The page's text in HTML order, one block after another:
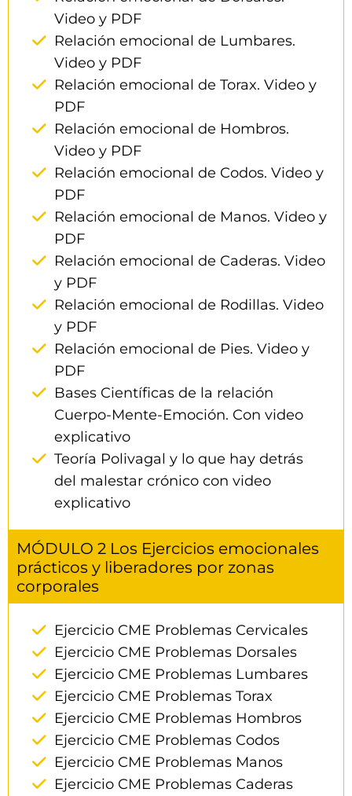
Video y PDF
Relación emocional de Lumbares.
Video y PDF
Relación emocional de Torax. Video y
PDF
Relación emocional de Hombros.
Video y PDF
Relación emocional de Codos. Video y
PDF
Relación emocional de Manos. Video y
PDF
Relación emocional de Caderas. Video
y PDF
Relación emocional de Rodillas. Video
y PDF
Relación emocional de Pies. Video y
PDF
Bases Científicas de la relación
Cuerpo-Mente-Emoción. Con video
explicativo
Teoría Polivagal y lo que hay detrás
del malestar crónico con video
explicativo
MÓDULO 2 Los Ejercicios emocionales
prácticos y liberadores por zonas
corporales
Ejercicio CME Problemas Cervicales
Ejercicio CME Problemas Dorsales
Ejercicio CME Problemas Lumbares
Ejercicio CME Problemas Torax
Ejercicio CME Problemas Hombros
Ejercicio CME Problemas Codos
Ejercicio CME Problemas Manos
Ejercicio CME Problemas Caderas